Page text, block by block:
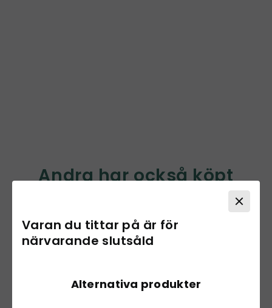
Andra har också köpt
Varan du tittar på är för
närvarande slutsåld
Alternativa produkter